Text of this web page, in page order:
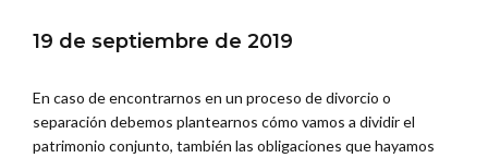
19 de septiembre de 2019
En caso de encontrarnos en un proceso de divorcio o
separación debemos plantearnos cómo vamos a dividir el
patrimonio conjunto, también las obligaciones que hayamos